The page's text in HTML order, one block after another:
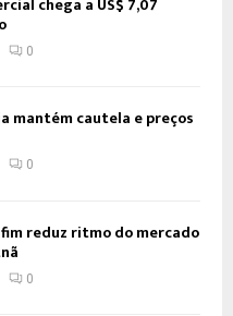
0
mantém cautela e preços
0
reduz ritmo do mercado
0